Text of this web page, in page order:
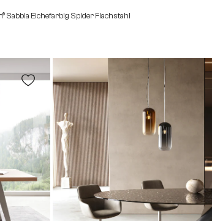
Sabbia Eichefarbig Spider Flachstahl